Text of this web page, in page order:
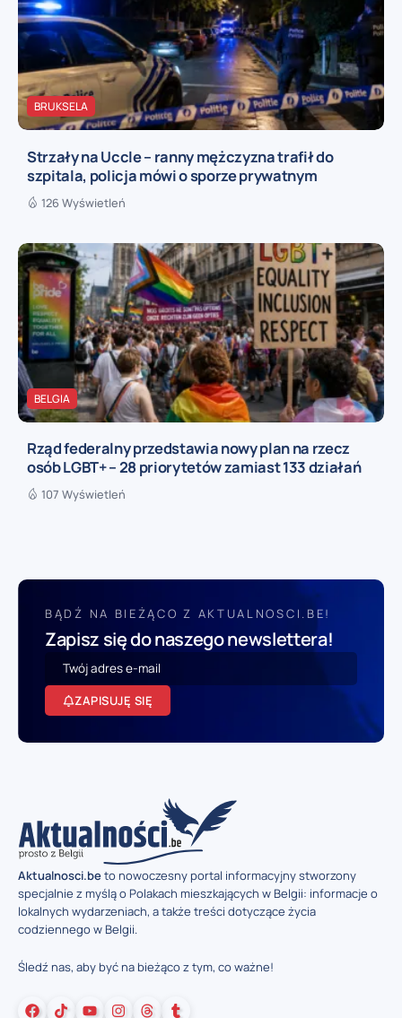
BRUKSELA
Strzały na Uccle – ranny mężczyzna trafił do
szpitala, policja mówi o sporze prywatnym
126 Wyświetleń
BELGIA
Rząd federalny przedstawia nowy plan na rzecz
osób LGBT+ – 28 priorytetów zamiast 133 działań
107 Wyświetleń
BĄDŹ NA BIEŻĄCO Z AKTUALNOSCI.BE!
Zapisz się do naszego newslettera!
ZAPISUJĘ SIĘ
Aktualnosci.beto nowoczesny portal informacyjny stworzony
specjalnie z myślą o Polakach mieszkających w Belgii: informacje o
lokalnych wydarzeniach, a także treści dotyczące życia
codziennego w Belgii.
Śledź nas, aby być na bieżąco z tym, co ważne!